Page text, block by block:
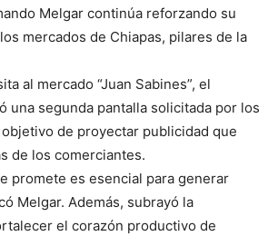
Melgar continúa reforzando su
mercados de Chiapas, pilares de la
al mercado “Juan Sabines”, el
una segunda pantalla solicitada por los
de proyectar publicidad que
de los comerciantes.
promete es esencial para generar
Melgar. Además, subrayó la
el corazón productivo de